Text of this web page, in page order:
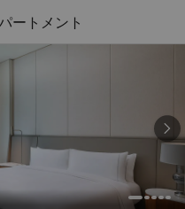
ートメント
